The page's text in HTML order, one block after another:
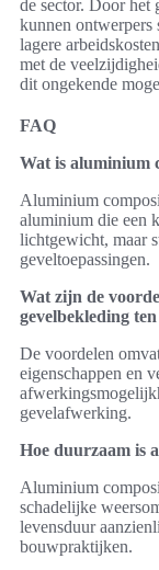
de sector. Door het
kunnen
lagere
met de
dit ongekende
FAQ
Wat is aluminium
Aluminium
aluminium die een
lichtgewicht, maar
geveltoepassingen.
Wat zijn de
gevelbekleding
De voordelen
eigenschappen en
gevelafwerking.
Hoe duurzaam is
Aluminium
schadelijke
levensduur
bouwpraktijken.